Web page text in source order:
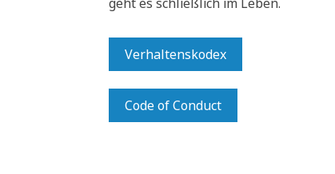
Verhaltenskodex
Code of Conduct